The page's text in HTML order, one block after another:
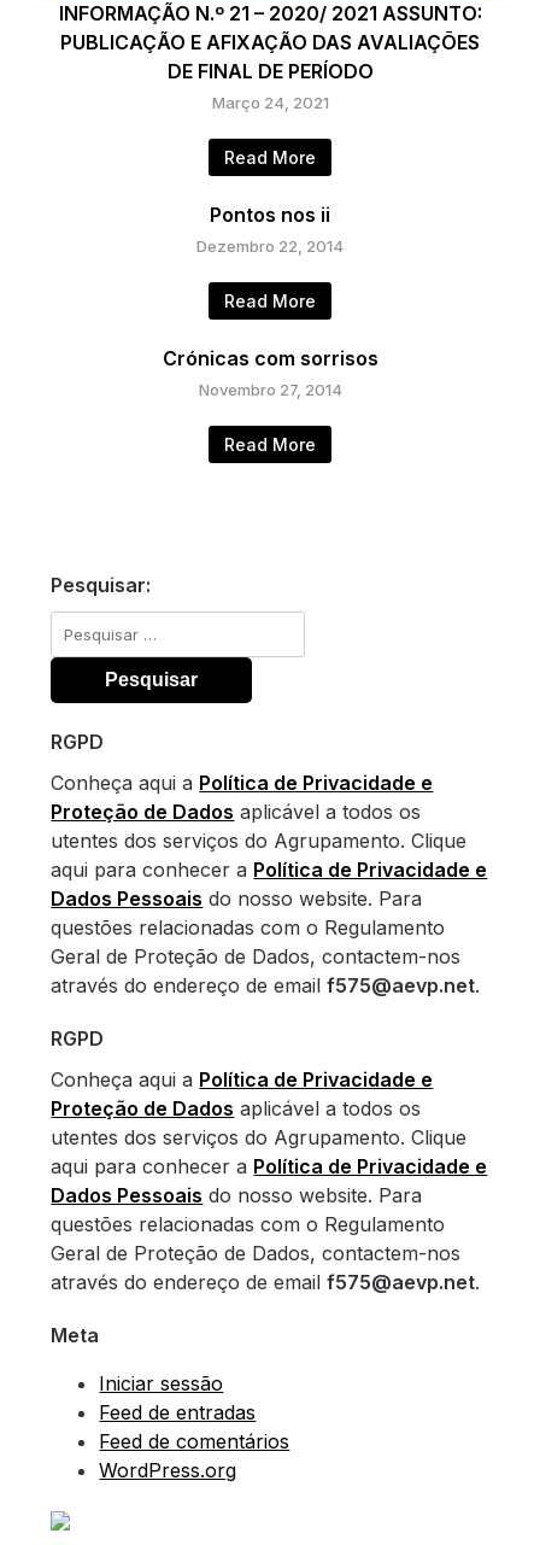
INFORMAÇÃO N.º 21 – 2020/ 2021 ASSUNTO:
PUBLICAÇÃO E AFIXAÇÃO DAS AVALIAÇÕES
DE FINAL DE PERÍODO
Março 24, 2021
Read More
Pontos nos ii
Dezembro 22, 2014
Read More
Crónicas com sorrisos
Novembro 27, 2014
Read More
Pesquisar:
Pesquisar
por:
RGPD
Conheça aqui a Política de Privacidade e
Proteção de Dados aplicável a todos os
utentes dos serviços do Agrupamento. Clique
aqui para conhecer a Política de Privacidade e
Dados Pessoais do nosso website. Para
questões relacionadas com o Regulamento
Geral de Proteção de Dados, contactem-nos
através do endereço de emailf575@aevp.net.
RGPD
Conheça aqui a Política de Privacidade e
Proteção de Dados aplicável a todos os
utentes dos serviços do Agrupamento. Clique
aqui para conhecer a Política de Privacidade e
Dados Pessoais do nosso website. Para
questões relacionadas com o Regulamento
Geral de Proteção de Dados, contactem-nos
através do endereço de emailf575@aevp.net.
Meta
Iniciar sessão
Feed de entradas
Feed de comentários
WordPress.org